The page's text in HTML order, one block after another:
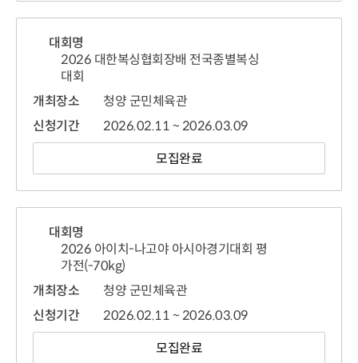
대회명
2026 대한복싱협회장배 전국종별복싱
대회
개최장소
청양 군민체육관
신청기간
2026.02.11 ~ 2026.03.09
모집완료
대회명
2026 아이치-나고야 아시아경기대회 평
가전(-70kg)
개최장소
청양 군민체육관
신청기간
2026.02.11 ~ 2026.03.09
모집완료